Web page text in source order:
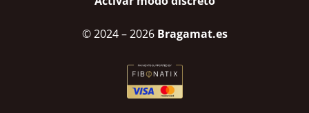
© 2024– 2026 Bragamat.es